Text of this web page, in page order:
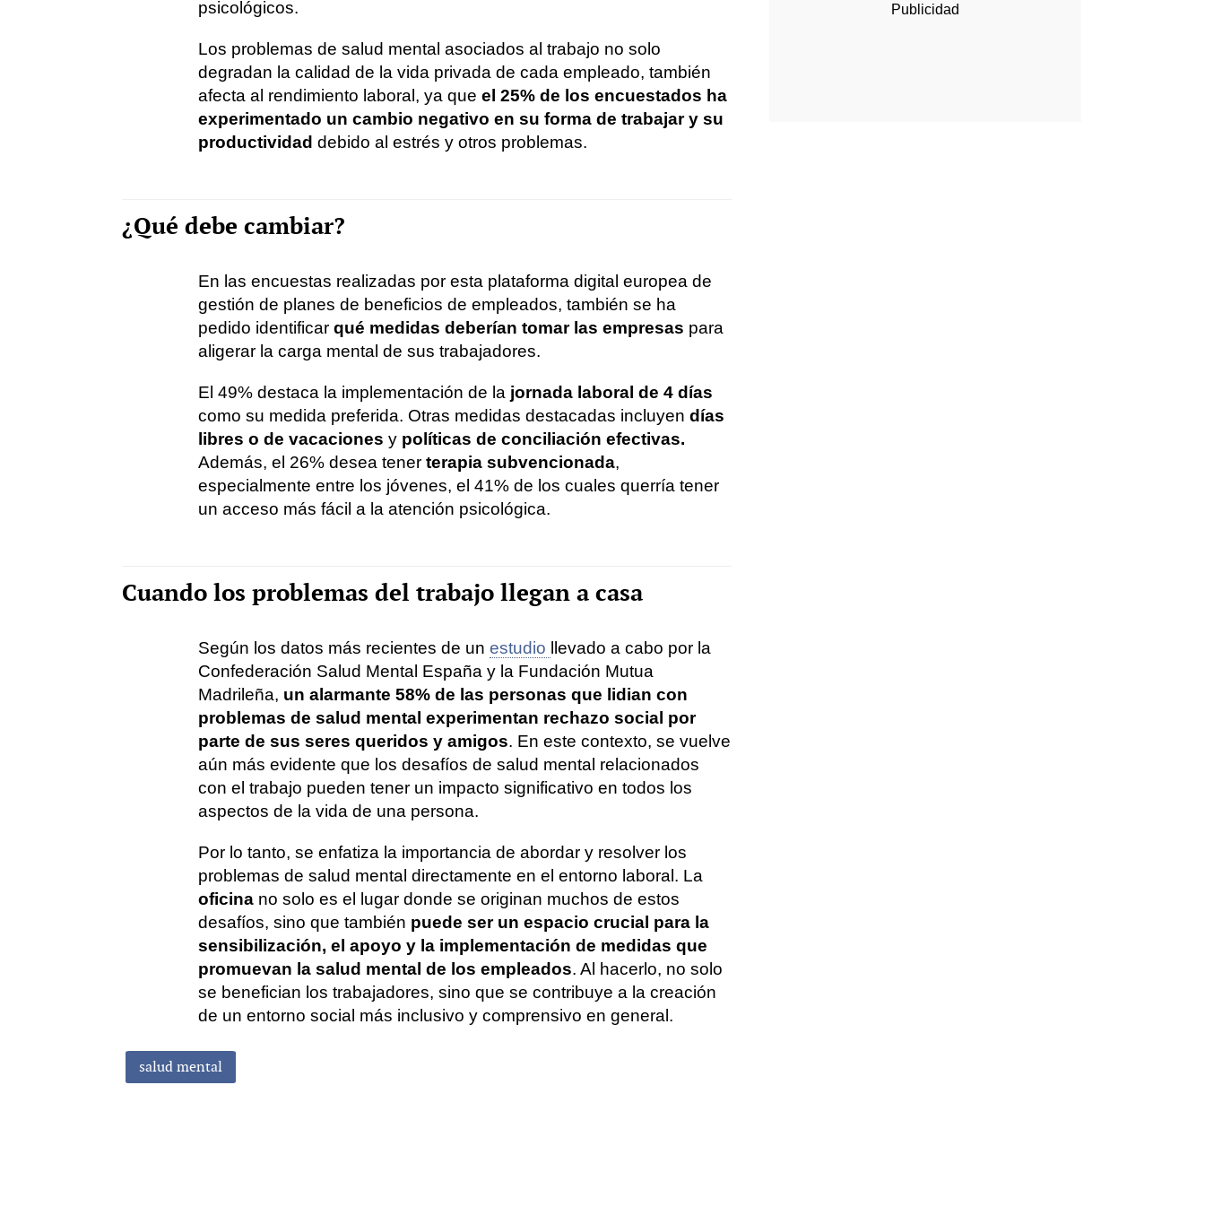
psicológicos.
Los problemas de salud mental asociados al trabajo no solo
degradan la calidad de la vida privada de cada empleado, también
afecta al rendimiento laboral, ya que el 25% de los encuestados ha
experimentado un cambio negativo en su forma de trabajar y su
productividad debido al estrés y otros problemas.
¿Qué debe cambiar?
En las encuestas realizadas por esta plataforma digital europea de
gestión de planes de beneficios de empleados, también se ha
pedido identificar qué medidas deberían tomar las empresas para
aligerar la carga mental de sus trabajadores.
El 49% destaca la implementación de la jornada laboral de 4 días
como su medida preferida. Otras medidas destacadas incluyen días
libres o de vacaciones y políticas de conciliación efectivas.
Además, el 26% desea tener terapia subvencionada,
especialmente entre los jóvenes, el 41% de los cuales querría tener
un acceso más fácil a la atención psicológica.
Cuando los problemas del trabajo llegan a casa
Según los datos más recientes de un estudio
llevado a cabo por la
Confederación Salud Mental España y la Fundación Mutua
Madrileña, un alarmante 58% de las personas que lidian con
problemas de salud mental experimentan rechazo social por
parte de sus seres queridos y amigos. En este contexto, se vuelve
aún más evidente que los desafíos de salud mental relacionados
con el trabajo pueden tener un impacto significativo en todos los
aspectos de la vida de una persona.
Por lo tanto, se enfatiza la importancia de abordar y resolver los
problemas de salud mental directamente en el entorno laboral. La
oficina no solo es el lugar donde se originan muchos de estos
desafíos, sino que también puede ser un espacio crucial para la
sensibilización, el apoyo y la implementación de medidas que
promuevan la salud mental de los empleados. Al hacerlo, no solo
se benefician los trabajadores, sino que se contribuye a la creación
de un entorno social más inclusivo y comprensivo en general.
salud mental